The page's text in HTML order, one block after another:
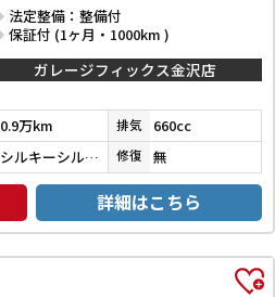
法定整備：整備付
保証付 (1ヶ月・1000km )
ガレージフィックス金沢店
0.9万km 排気 660cc
シルキーシルバーメタリック 修復 無
詳細はこちら